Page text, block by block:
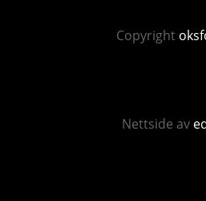
Copyright
Nettside av